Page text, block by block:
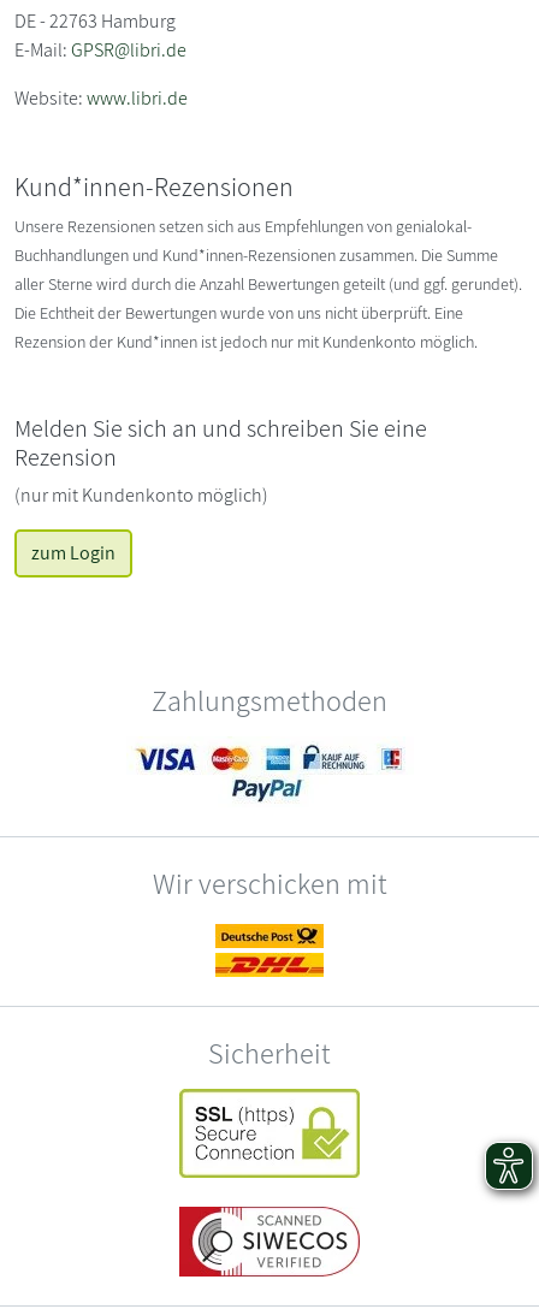
DE - 22763 Hamburg
E-Mail:GPSR@libri.de
Website:www.libri.de
Kund*innen-Rezensionen
Unsere Rezensionen setzen sich aus Empfehlungen von genialokal-
Buchhandlungen und Kund*innen-Rezensionen zusammen. Die Summe
aller Sterne wird durch die Anzahl Bewertungen geteilt (und ggf. gerundet).
Die Echtheit der Bewertungen wurde von uns nicht überprüft. Eine
Rezension der Kund*innen ist jedoch nur mit Kundenkonto möglich.
Melden Sie sich an und schreiben Sie eine
Rezension
(nur mit Kundenkonto möglich)
zum Login
Zahlungsmethoden
Wir verschicken mit
Sicherheit